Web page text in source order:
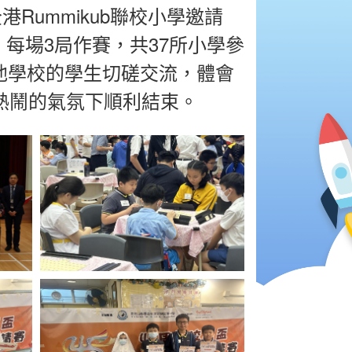
Rummikub聯校小學邀請
場3局作賽，共37所小學參
校的學生切磋交流，體會
的氣氛下順利結束。